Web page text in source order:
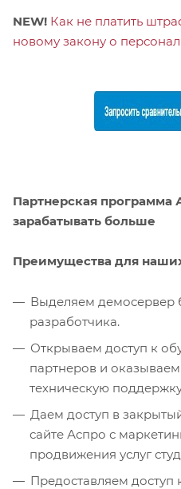
NEW! Как не платить
новому закону о
Партнерская
зарабатывать больше
Преимущества для
Выделяем демосервер
разработчика.
Открываем доступ к
партнеров и
техническую
Даем доступ в
сайте Аспро с
продвижения услуг
Предоставляем доступ